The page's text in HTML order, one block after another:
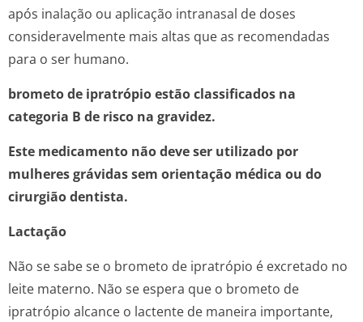
após inalação ou aplicação intranasal de doses
consideravelmente mais altas que as recomendadas
para o ser humano.
brometo de ipratrópio estão classificados na
categoria B de risco na gravidez.
Este medicamento não deve ser utilizado por
mulheres grávidas sem orientação médica ou do
cirurgião dentista.
Lactação
Não se sabe se o brometo de ipratrópio é excretado no
leite materno. Não se espera que o brometo de
ipratrópio alcance o lactente de maneira importante,